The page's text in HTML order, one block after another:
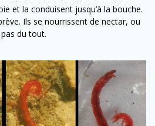
et la conduisent jusqu’à la bouche.
Ils se nourrissent de nectar, ou
pas du tout.